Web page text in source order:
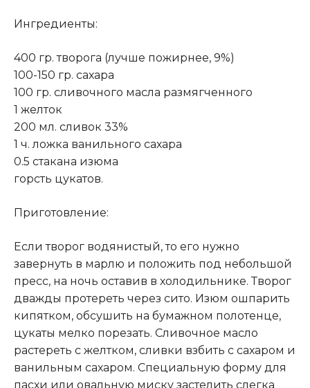
Ингредиенты:
400 гр. творога (лучше пожирнее, 9%)
100-150 гр. сахара
100 гр. сливочного масла размягченного
1 желток
200 мл. сливок 33%
1 ч. ложка ванильного сахара
0.5 стакана изюма
горсть цукатов.
Приготовление:
Если творог водянистый, то его нужно
завернуть в марлю и положить под небольшой
пресс, на ночь оставив в холодильнике. Творог
дважды протереть через сито. Изюм ошпарить
кипятком, обсушить на бумажном полотенце,
цукаты мелко порезать. Сливочное масло
растереть с желтком, сливки взбить с сахаром и
ванильным сахаром. Специальную форму для
пасхи или овальную миску застелить слегка